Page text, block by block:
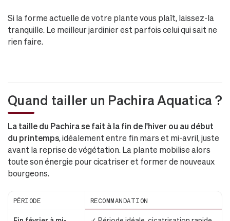
Si la forme actuelle de votre plante vous plaît, laissez-la
tranquille. Le meilleur jardinier est parfois celui qui sait ne
rien faire.
Quand tailler un Pachira Aquatica ?
La taille du Pachira se fait à la fin de l'hiver ou au début
du printemps, idéalement entre fin mars et mi-avril, juste
avant la reprise de végétation. La plante mobilise alors
toute son énergie pour cicatriser et former de nouveaux
bourgeons.
PÉRIODE RECOMMANDATION